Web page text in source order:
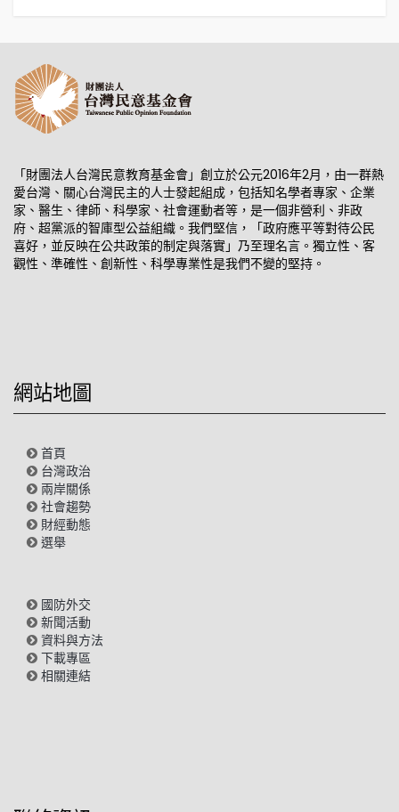
「財團法人台灣民意教育基金會」創立於公元2016年2月，由一群熱
愛台灣、關心台灣民主的人士發起組成，包括知名學者專家、企業
家、醫生、律師、科學家、社會運動者等，是一個非營利、非政
府、超黨派的智庫型公益組織。我們堅信，「政府應平等對待公民
喜好，並反映在公共政策的制定與落實」乃至理名言。獨立性、客
觀性、準確性、創新性、科學專業性是我們不變的堅持。
網站地圖
首頁
台灣政治
兩岸關係
社會趨勢
財經動態
選舉
國防外交
新聞活動
資料與方法
下載專區
相關連結